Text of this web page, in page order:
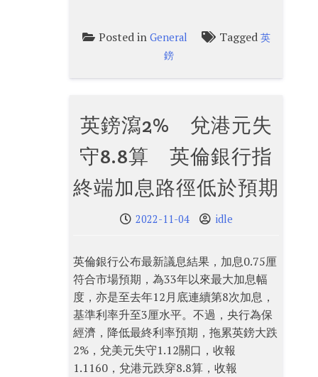
Posted in General Tagged 英
鎊
英鎊瀉2% 兌港元失
守8.8算 英倫銀行指
終端加息路徑低於預期
2022-11-04 idle
英倫銀行公布最新議息結果，加息0.75厘
符合市場預期，為33年以來最大加息幅
度，亦是至去年12月底連續第8次加息，
基準利率升至3厘水平。不過，央行為保
經濟，降低最終利率預期，拖累英鎊大跌
2%，兌美元失守1.12關口，收報
1.1160，兌港元跌穿8.8算，收報